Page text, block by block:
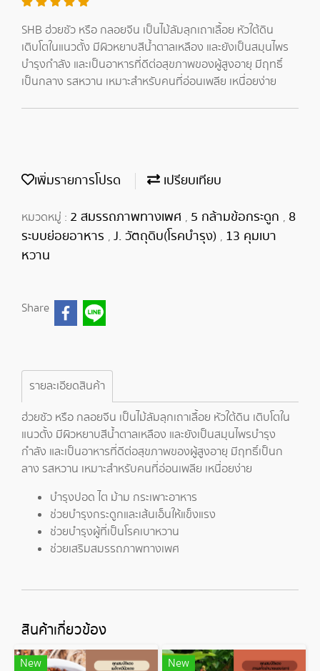
SHB ฮ่วยซัว หรือ กลอยจีน เป็นไม้ลัมลุกเถาเลื้อย หัวใต้ดิน
เติบโตในแนวตั้ง มีผิวหยาบสีน้ำตาลเหลือง และยังเป็นสมุนไพร
บำรุงกำลัง และเป็นอาหารที่ดีต่อสุขภาพของผู้สูงอายุ มีฤทธิ์
เป็นกลาง รสหวาน เหมาะสำหรับคนที่อ่อนเพลีย เหนื่อยง่าย
เพิ่มรายการโปรด เปรียบเทียบ
หมวดหมู่ : 2 สมรรถภาพทางเพศ , 5 กล้ามข้อกระดูก , 8
ระบบย่อยอาหาร , J. วัตถุดิบ(โรคบำรุง) , 13 คุมเบา
หวาน
Share
รายละเอียดสินค้า
ฮ่วยซัว หรือ กลอยจีน เป็นไม้ลัมลุกเถาเลื้อย หัวใต้ดิน เติบโตใน
แนวตั้ง มีผิวหยาบสีน้ำตาลเหลือง และยังเป็นสมุนไพรบำรุง
กำลัง และเป็นอาหารที่ดีต่อสุขภาพของผู้สูงอายุ มีฤทธิ์เป็นก
ลาง รสหวาน เหมาะสำหรับคนที่อ่อนเพลีย เหนื่อยง่าย
บำรุงปอด ไต ม้าม กระเพาะอาหาร
ช่วยบำรุงกระดูกและเส้นเอ็นให้แข็งแรง
ช่วยบำรุงผู้ที่เป็นโรคเบาหวาน
ช่วยเสริมสมรรถภาพทางเพศ
สินค้าเกี่ยวข้อง
New New